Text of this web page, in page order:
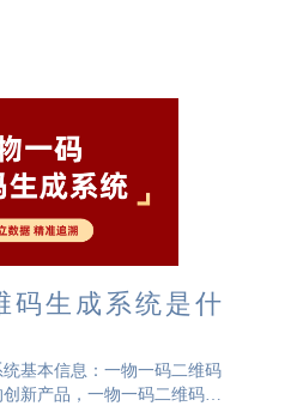
的销售积极性。防窜货系统
码生成系统是什
基本信息：一物一码二维码
新产品，一物一码二维码生